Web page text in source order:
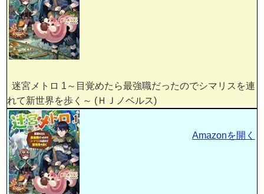
迷宮メトロ 1～目覚めたら最強職だったのでシマリスを連
れて新世界を歩く～ (ＨＪノベルス)
Amazonを開く